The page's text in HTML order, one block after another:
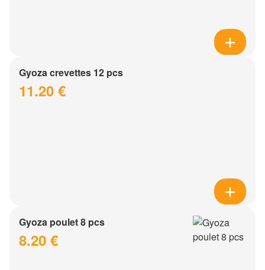
Gyoza crevettes 12 pcs
11.20 €
Gyoza poulet 8 pcs
8.20 €